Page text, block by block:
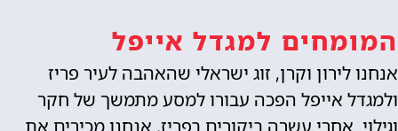
המומחים למגדל אייפל
אנחנו לירון וקרן, זוג ישראלי שהאהבה לעיר פריז
ולמגדל אייפל הפכה עבורו למסע מתמשך של חקר